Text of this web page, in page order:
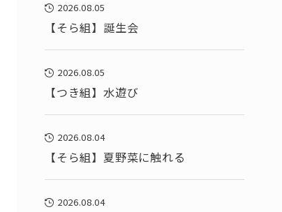
2026.08.05
【そら組】誕生会
2026.08.05
【つき組】水遊び
2026.08.04
【そら組】夏野菜に触れる
2026.08.04